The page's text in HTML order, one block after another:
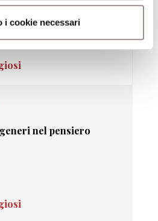
i cookie necessari
ambientale nel pensiero
nel pensiero